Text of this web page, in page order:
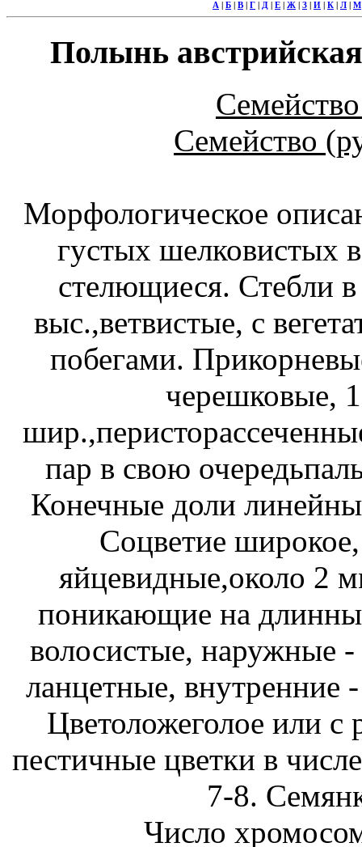
А | Б | В | Г | Д | Е | Ж | З | И | К | Л | М
Полынь
Семейство
Морфологическое
густых шелковистых
стелющиеся. Стебли
выс.,ветвистые, с
побегами.
черешковые,
пар в свою
Конечные доли
Соцветие
яйцевидные,около 2
поникающие на
волосистые, наружные
ланцетные, внутренние
Цветоложеголое или
пестичные цветки в
7-8.
Число